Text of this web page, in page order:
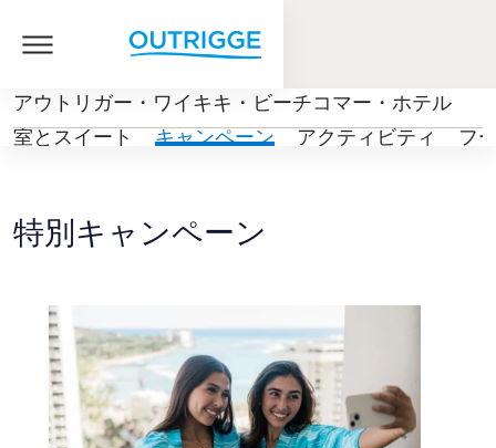
アウトリガー・ワイキキ・ビーチコマー・ホテル
室とスイート
キャンペーン アクティビティ フ
特別キャンペーン